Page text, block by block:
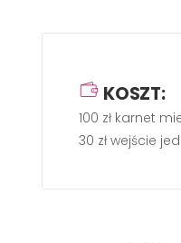
KOSZT:
100 zł karnet
30 zł wejście